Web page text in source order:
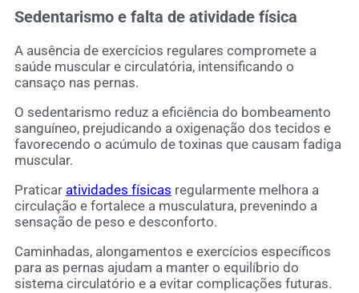
Sedentarismo e falta de atividade física
A ausência de exercícios regulares compromete a
saúde muscular e circulatória, intensificando o
cansaço nas pernas.
O sedentarismo reduz a eficiência do bombeamento
sanguíneo, prejudicando a oxigenação dos tecidos e
favorecendo o acúmulo de toxinas que causam fadiga
muscular.
Praticar atividades físicas regularmente melhora a
circulação e fortalece a musculatura, prevenindo a
sensação de peso e desconforto.
Caminhadas, alongamentos e exercícios específicos
para as pernas ajudam a manter o equilíbrio do
sistema circulatório e a evitar complicações futuras.